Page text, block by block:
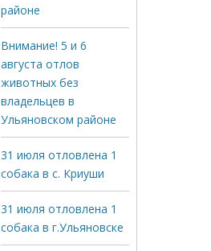
районе
Внимание! 5 и 6
августа отлов
животных без
владельцев в
Ульяновском районе
31 июля отловлена 1
собака в с. Криуши
31 июля отловлена 1
собака в г.Ульяновске